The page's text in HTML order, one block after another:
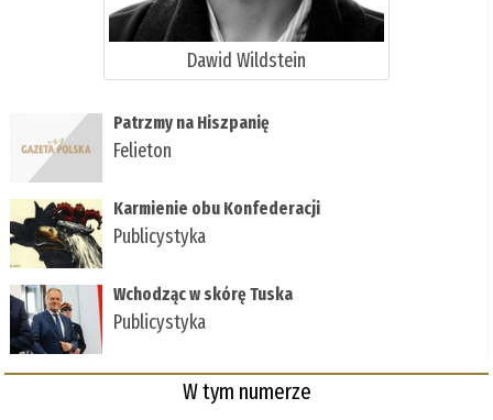
Dawid Wildstein
Patrzmy na Hiszpanię
Felieton
Karmienie obu Konfederacji
Publicystyka
Wchodząc w skórę Tuska
Publicystyka
W tym numerze